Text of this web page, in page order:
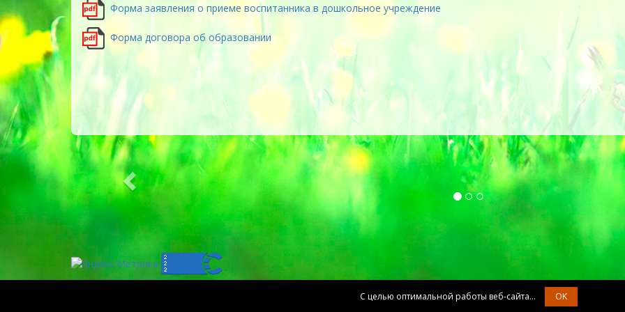
Форма заявления о приеме воспитанника в дошкольное учреждение
Форма договора об образовании
Previous
С целью оптимальной работы веб-сайта... OK